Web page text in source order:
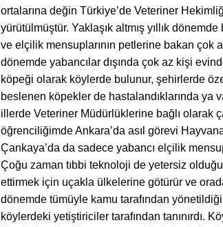
ortalarına değin Türkiye’de Veteriner
yürütülmüştür. Yaklaşık altmış yıllık
ve elçilik mensuplarının petlerine bakan çok
dönemde yabancılar dışında çok az kişi
köpeği olarak köylerde bulunur, şehirlerde
beslenen köpekler de hastalandıklarında
illerde Veteriner Müdürlüklerine bağlı olarak
öğrenciliğimde Ankara’da asıl görevi
Çankaya’da da sadece yabancı elçilik
Çoğu zaman tıbbi teknoloji de yetersiz
ettirmek için uçakla ülkelerine götürür ve
dönemde tümüyle kamu tarafından
köylerdeki yetiştiriciler tarafından tanınırdı.